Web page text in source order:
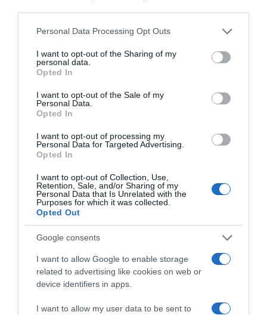
Please note that this website/app uses one or more Google
not limited to your visit or usage behaviour. You may click to
grant or deny consent to Google and its third-party tags to
use your data for below specified purposes in below Google
consent section.
Personal Data Processing Opt Outs
I want to opt-out of the Sharing of my
personal data.
Opted In
I want to opt-out of the Sale of my
Personal Data.
Opted In
I want to opt-out of processing my
Personal Data for Targeted Advertising.
Opted In
I want to opt-out of Collection, Use,
Retention, Sale, and/or Sharing of my
Personal Data that Is Unrelated with the
Purposes for which it was collected.
Opted Out
Google consents
I want to allow Google to enable storage
related to advertising like cookies on web or
device identifiers in apps.
I want to allow my user data to be sent to
ΕΙΠΕΣ – ΦΕΡΡΗΣ ΘΟΔΩΡΗΣ
Παρακαλώ Περιμένετε...
ΛΟΓΑΡΙΑΣΜΟΣ - ΛΙΟΛΙΟΥ ΚΑΤΕΡΙΝΑ